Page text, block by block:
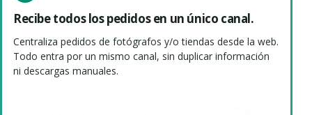
Recibe todos los pedidos en un único canal.
Centraliza pedidos de fotógrafos y/o tiendas desde la web.
Todo entra por un mismo canal, sin duplicar información
ni descargas manuales.